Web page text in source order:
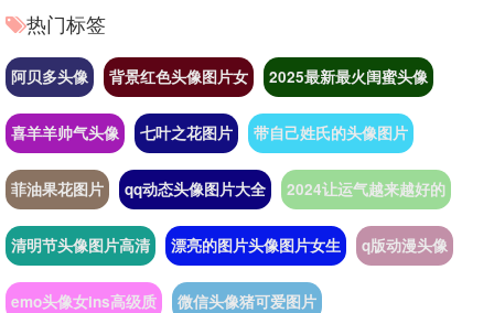
热门标签
阿贝多头像 背景红色头像图片女 2025最新最火闺蜜头像
喜羊羊帅气头像 七叶之花图片 带自己姓氏的头像图片
菲油果花图片 qq动态头像图片大全 2024让运气越来越好的
清明节头像图片高清 漂亮的图片头像图片女生 q版动漫头像
emo头像女ins高级质 微信头像猪可爱图片